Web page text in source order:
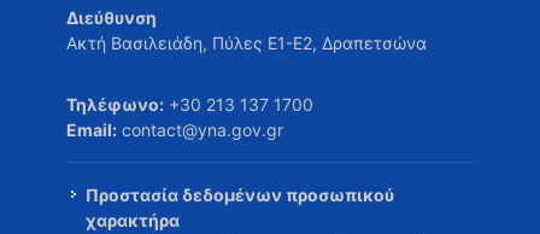
Διεύθυνση
Ακτή Βασιλειάδη, Πύλες Ε1-Ε2, Δραπετσώνα
Τηλέφωνο: +30 213 137 1700
Email: contact@yna.gov.gr
Προστασία δεδομένων προσωπικού
χαρακτήρα